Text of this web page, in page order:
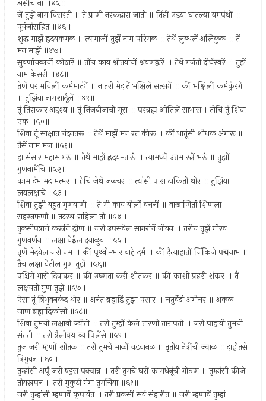
असेचि ना ॥४५॥
जें तुझें नाम विसरती ॥ ते प्राणी नरकद्वारा जाती ॥ तिंहीं उडया घातल्या यमपंथीं ॥
पूर्वजांसहित ॥४६॥
शुद्ध माझें ह्रदयकमळ ॥ त्यामाजीं तुझें नाम परिमळ ॥ तेथें लुब्धलें अलिकुळ ॥ तें
मन माझें ॥४७॥
सुवर्णाचळाचीं कोठारें ॥ तींच काय श्रोतयांचीं श्रवणद्वारें ॥ तेथें गर्जती दीर्घस्वरें ॥ तुझें
नाम केसरी ॥४८॥
तेणें पराभविलीं कर्ममातंगें ॥ नातरी भेदातें भक्षिलें सत्सगें ॥ कीं भक्षिलीं कर्मकुंरगें
॥ तुझिया नामशार्दूलें ॥४९॥
तूं तिराकार अद्दश्य ॥ तूं निजबीजाची मूस ॥ परब्रह्म ओतिलें साभास । तोचि तूं शिवा
एक ॥५०॥
शिवा तूं साक्षात चंदनतरू ॥ तेथें माझें मन रत कीरू ॥ कीं धातूंसी शोधक अंगारू ॥
तैसें नाम मज ॥५१॥
हा संसार महासागरू ॥ तेथें माझें ह्रदय-तारूं ॥ त्यामध्यें उत्तम रत्नें भरूं ॥ तुझीं
गुणनामेंचि ॥५२॥
काम दंभ मद मत्मर ॥ हेचि जेथें जळचर ॥ त्यांसी पाश टाकिती थोर ॥ तुझिया
लयलक्षाचे ॥५३॥
शिवा तुझी बहुत गुणवाणी ॥ ते मी काय बोलों वचनीं ॥ वाखाणितां शिणला
सहस्त्रफणी ॥ तटस्थ राहिला तो ॥५४॥
तुळसीपत्राचे करूनि द्रोण ॥ जरी उपसवेल सागरांचें जीवन ॥ तरीच तुझें गौरव
गुणवर्णन ॥ लक्षा येईल दयाळुवा ॥५५॥
तृणें भेदवेल जरी नम ॥ कीं पृथ्वी-भार वाहे दर्भ ॥ कीं दैत्याहातीं जिंकिजे पद्मनाभ ॥
तैंच लक्षा येतील गुण तुझें ॥५६॥
पश्चिमे भासे दिवाकर ॥ कीं उष्णता करी शीतकर ॥ कीं काशी प्रहरी शंकर ॥ तैं
लक्षवती गुण तुझें ॥५७॥
ऐसा तूं त्रिभुवनकंद थोर ॥ अनंत ब्रह्मांडें तुझा पसार ॥ चतुर्वेदां अगोचर ॥ अकळ
जाण ब्रह्मादिकांसी ॥५८॥
शिवा तुमची लक्षावी ज्योती ॥ तरी तुम्हीं केले तारणी तारापती ॥ जरी पाहावी तुमची
संतती ॥ तरी त्रैलोक्य व्यापिलेंसे ॥५९॥
तुज जरी म्हणों शीतळ ॥ तरी तुमचें भाळीं वडवानळ ॥ तृतीय नेत्रींची ज्वाळ ॥ दाहीतसे
त्रिभुवन ॥६०॥
तुम्हांसी अर्पूं जरी षड्रस पक्वान्न ॥ तरी तुमचे घरीं कामधेनूंची गोठण ॥ तुम्हांसी कीजे
तोयस्नपन ॥ तरी मुकुटी गंगा तुमचिया ॥६१॥
जरी तुम्हांसी म्हणावें कृपावंत ॥ तरी प्रळसीं सर्व संहारीत ॥ जरी म्हणावें तुम्हां